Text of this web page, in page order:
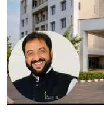
खेळजगत
राजकीय
क्राईम
साहित्य